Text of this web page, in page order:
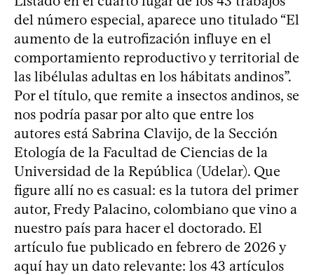
del número especial, aparece uno titulado “El
aumento de la eutrofización influye en el
comportamiento reproductivo y territorial de
las libélulas adultas en los hábitats andinos”.
Por el título, que remite a insectos andinos, se
nos podría pasar por alto que entre los
autores está Sabrina Clavijo, de la Sección
Etología de la Facultad de Ciencias de la
Universidad de la República (Udelar). Que
figure allí no es casual: es la tutora del primer
autor, Fredy Palacino, colombiano que vino a
nuestro país para hacer el doctorado. El
artículo fue publicado en febrero de 2026 y
aquí hay un dato relevante: los 43 artículos